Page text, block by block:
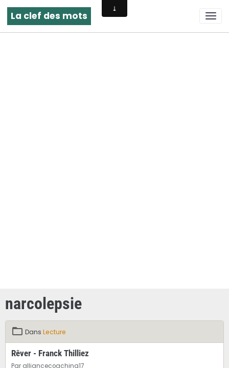
La clef des mots
narcolepsie
Dans Lecture
Rêver - Franck Thilliez
Par alliancecoaching17